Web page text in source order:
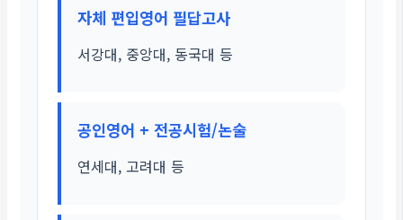
자체 편입영어 필답고사
서강대, 중앙대, 동국대 등
공인영어 + 전공시험/논술
연세대, 고려대 등